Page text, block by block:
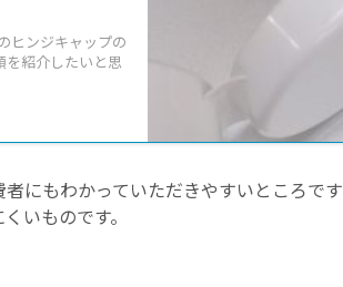
ヒンジキャップの
を紹介したいと思
にもわかっていただきやすいところです
いものです。